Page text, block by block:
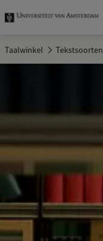
k
Taalwinkel Tekstsoorten